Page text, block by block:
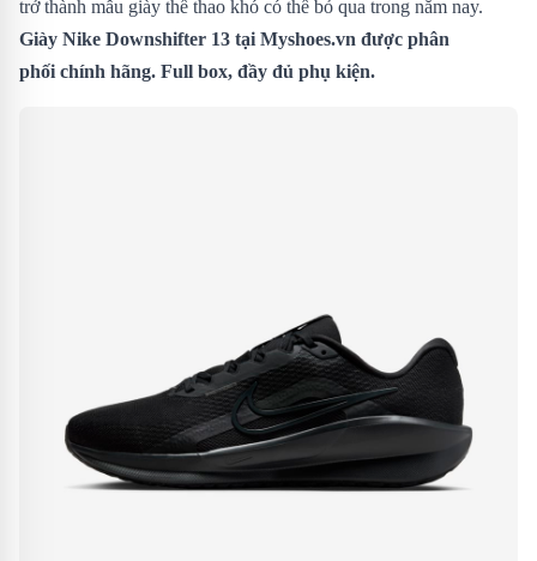
trở thành mẫu giày thể thao khó có thể bỏ qua trong năm nay.
Giày Nike Downshifter 13 tại Myshoes.vn được phân
phối chính hãng. Full box, đầy đủ phụ kiện.